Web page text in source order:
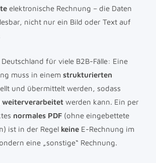
elektronische Rechnung – die Daten
nicht nur ein Bild oder Text auf
für viele B2B-Fälle: Eine
muss in einem strukturierten
und übermittelt werden, sodass
weiterverarbeitet werden kann. Ein per
normales PDF (ohne eingebettete
ist in der Regel keine E-Rechnung im
eine „sonstige“ Rechnung.